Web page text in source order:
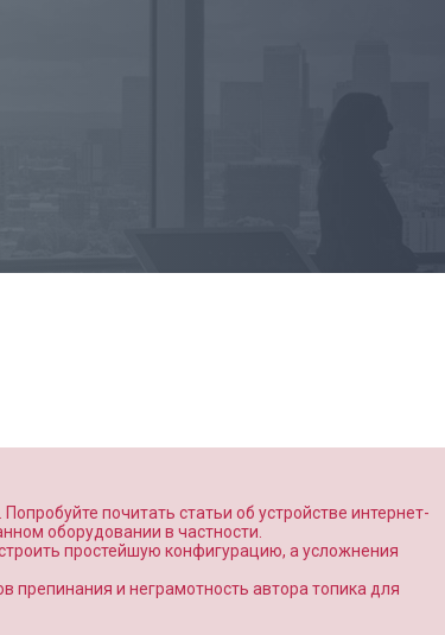
почитать статьи об устройстве интернет-
оборудовании в частности.
простейшую конфигурацию, а усложнения
препинания и неграмотность автора топика для